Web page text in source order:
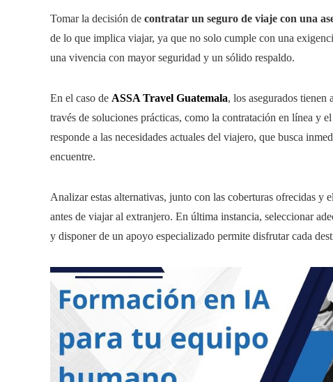
Tomar la decisión de contratar un seguro de viaje con una
de lo que implica viajar, ya que no solo cumple con una
una vivencia con mayor seguridad y un sólido respaldo.
En el caso de ASSA Travel Guatemala, los asegurados tienen
través de soluciones prácticas, como la contratación en línea y
responde a las necesidades actuales del viajero, que busca
encuentre.
Analizar estas alternativas, junto con las coberturas ofrecidas y
antes de viajar al extranjero. En última instancia, seleccionar
y disponer de un apoyo especializado permite disfrutar cada